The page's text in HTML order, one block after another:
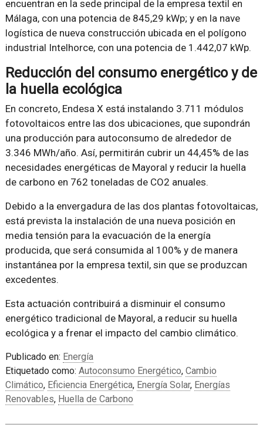
encuentran en la sede principal de la empresa textil en
Málaga, con una potencia de 845,29 kWp; y en la nave
logística de nueva construcción ubicada en el polígono
industrial Intelhorce, con una potencia de 1.442,07 kWp.
Reducción del consumo energético y de
la huella ecológica
En concreto, Endesa X está instalando 3.711 módulos
fotovoltaicos entre las dos ubicaciones, que supondrán
una producción para autoconsumo de alrededor de
3.346 MWh/año. Así, permitirán cubrir un 44,45% de las
necesidades energéticas de Mayoral y reducir la huella
de carbono en 762 toneladas de CO2 anuales.
Debido a la envergadura de las dos plantas fotovoltaicas,
está prevista la instalación de una nueva posición en
media tensión para la evacuación de la energía
producida, que será consumida al 100% y de manera
instantánea por la empresa textil, sin que se produzcan
excedentes.
Esta actuación contribuirá a disminuir el consumo
energético tradicional de Mayoral, a reducir su huella
ecológica y a frenar el impacto del cambio climático.
Publicado en: Energía
Etiquetado como: Autoconsumo Energético, Cambio
Climático, Eficiencia Energética, Energía Solar, Energías
Renovables, Huella de Carbono